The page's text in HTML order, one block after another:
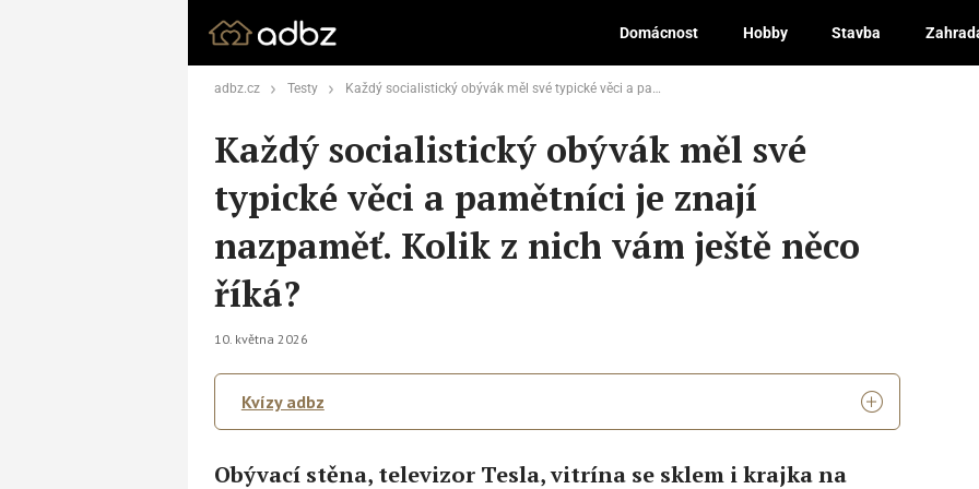
Domácnost Hobby Stavba
adbz.cz Testy Každý socialistický obývák měl své typické věci a pamětníci je znají nazpaměť. Kolik z nich vám ještě něco říká?
Každý socialistický obývák měl své
typické věci a pamětníci je znají
nazpaměť. Kolik z nich vám ještě něco
říká?
10. května 2026
Kvízy adbz
Obývací stěna, televizor Tesla, vitrína se sklem i krajka na